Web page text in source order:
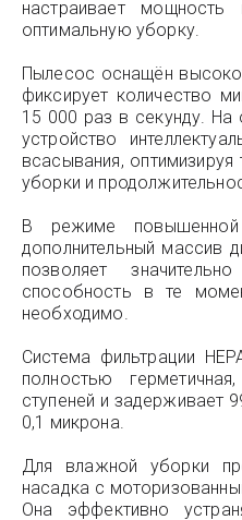
настраивает мощность
оптимальную уборку.
Пылесос оснащён
фиксирует количество
15 000 раз в секунду. На
устройство
всасывания,
уборки и
В режиме повышенной
дополнительный массив
позволяет
способность в те
необходимо.
Система фильтрации
полностью
ступеней и задерживает
0,1 микрона.
Для влажной уборки
насадка с
Она эффективно